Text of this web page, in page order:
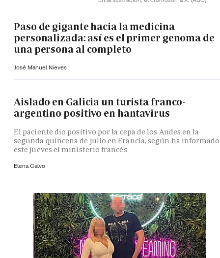
Paso de gigante hacia la medicina
personalizada: así es el primer genoma de
una persona al completo
José Manuel Nieves
Aislado en Galicia un turista franco-
argentino positivo en hantavirus
El paciente dio positivo por la cepa de los Andes en la
segunda quincena de julio en Francia, según ha informado
este jueves el ministerio francés
Elena Calvo